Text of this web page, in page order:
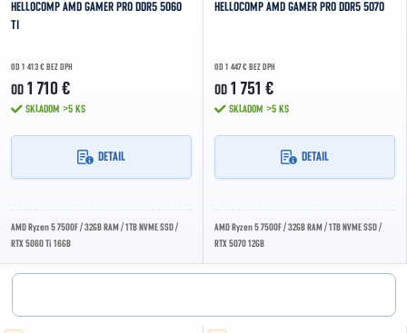
HELLOCOMP AMD GAMER PRO DDR5 5060
TI
OD 1 413 € BEZ DPH
OD 1 710 €
SKLADOM >5 KS
DETAIL
AMD Ryzen 5 7500F / 32GB RAM / 1TB NVME SSD /
RTX 5060 Ti 16GB
HELLOCOMP AMD GAMER PRO DDR5 5070
OD 1 447 € BEZ DPH
OD 1 751 €
SKLADOM >5 KS
DETAIL
AMD Ryzen 5 7500F / 32GB RAM / 1TB NVME SSD /
RTX 5070 12GB